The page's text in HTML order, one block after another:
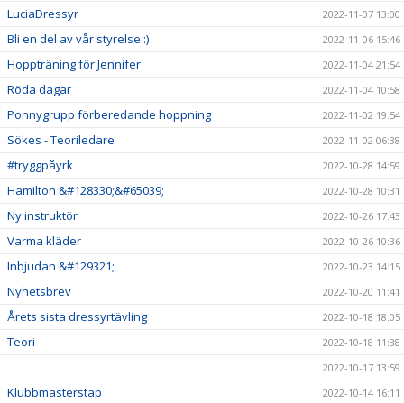
LuciaDressyr 2022-11-07 13:00
Bli en del av vår styrelse :) 2022-11-06 15:46
Hoppträning för Jennifer 2022-11-04 21:54
Röda dagar 2022-11-04 10:58
Ponnygrupp förberedande hoppning 2022-11-02 19:54
Sökes - Teoriledare 2022-11-02 06:38
#tryggpåyrk 2022-10-28 14:59
Hamilton &#128330;&#65039; 2022-10-28 10:31
Ny instruktör 2022-10-26 17:43
Varma kläder 2022-10-26 10:36
Inbjudan &#129321; 2022-10-23 14:15
Nyhetsbrev 2022-10-20 11:41
Årets sista dressyrtävling 2022-10-18 18:05
Teori
2022-10-18 11:38
2022-10-17 13:59
Klubbmästerstap 2022-10-14 16:11